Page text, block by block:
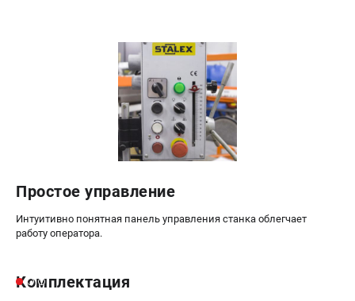
Простое управление
Интуитивно понятная панель управления станка облегчает
работу оператора.
Комплектация